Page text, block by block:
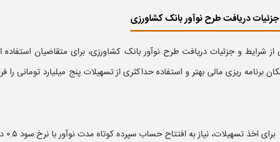
دریافت طرح نوآور بانک کشاورزی
از شرایط و جزئیات دریافت طرح نوآور بانک کشاورزی، برای متقاضیان استفاده
برنامه‌ ریزی مالی بهتر و استفاده حداکثری ازتسهیلات پنج میلیارد تومانی را
برای اخذتسهیلات،نیاز به افتتاح حساب سپرده کوتاه‌ مدتنوآوربا نرخ سود ۰.۵ درصد است.